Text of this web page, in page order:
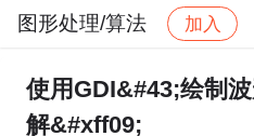
图形处理/算法 加入
社区 图形处理/算法
使用GDI&#43;绘制
解&#xff09;